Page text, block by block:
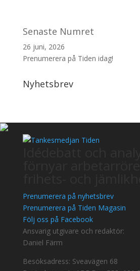
Senaste Numret
26 juni, 2026
Prenumerera på Tiden idag!
Nyhetsbrev
Prenumerera på nyhetsbrev
Prenumerera på Tiden Magasin
Följ oss på Facebook
Ansvarig utgivare och redaktör:
Daniel Färm
Besöksadress: Sveavägen 68